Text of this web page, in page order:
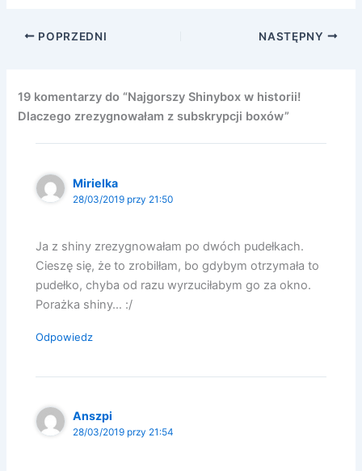
POPRZEDNI NASTĘPNY
19 komentarzy do “Najgorszy Shinybox w historii!
Dlaczego zrezygnowałam z subskrypcji boxów”
Mirielka
28/03/2019 przy 21:50
Ja z shiny zrezygnowałam po dwóch pudełkach.
Cieszę się, że to zrobilłam, bo gdybym otrzymała to
pudełko, chyba od razu wyrzuciłabym go za okno.
Porażka shiny… :/
Odpowiedz
Anszpi
28/03/2019 przy 21:54